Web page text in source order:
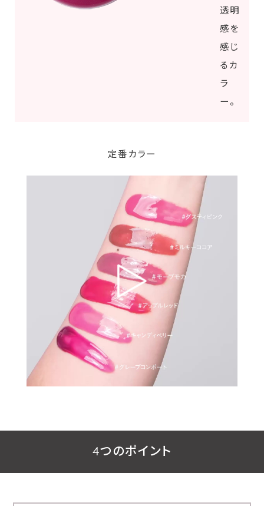
透明
感を
感じ
るカ
ラ
ー。
定番カラー
4つのポイント